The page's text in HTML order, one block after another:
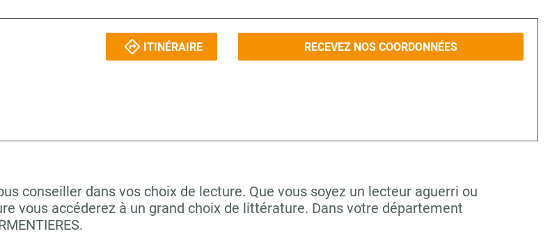
ITINÉRAIRE RECEVEZ NOS COORDONNÉES
conseiller dans vos choix de lecture. Que vous soyez un lecteur aguerri ou
vous accéderez à un grand choix de littérature. Dans votre département